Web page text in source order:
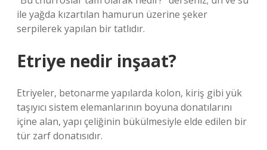
ile yağda kızartılan hamurun üzerine şeker
serpilerek yapılan bir tatlıdır.
Etriye nedir inşaat?
Etriyeler, betonarme yapılarda kolon, kiriş gibi yük
taşıyıcı sistem elemanlarının boyuna donatılarını
içine alan, yapı çeliğinin bükülmesiyle elde edilen bir
tür zarf donatısıdır.